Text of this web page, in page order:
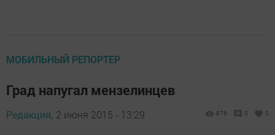
МОБИЛЬНЫЙ РЕПОРТЕР
Град напугал мензелинцев
Редакция, 2 июня 2015 - 13:29 876 0 0